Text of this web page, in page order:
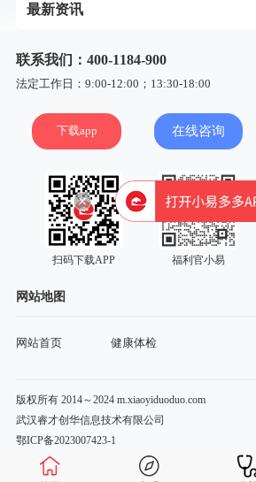
最新资讯
联系我们：400-1184-900
法定工作日：9:00-12:00；13:30-18:00
下载app 在线咨询
扫码下载APP 福利官小易
网站地图
网站首页 健康体检
版权所有 2014～2024 m.xiaoyiduoduo.com
武汉睿才创华信息技术有限公司
鄂ICP备2023007423-1